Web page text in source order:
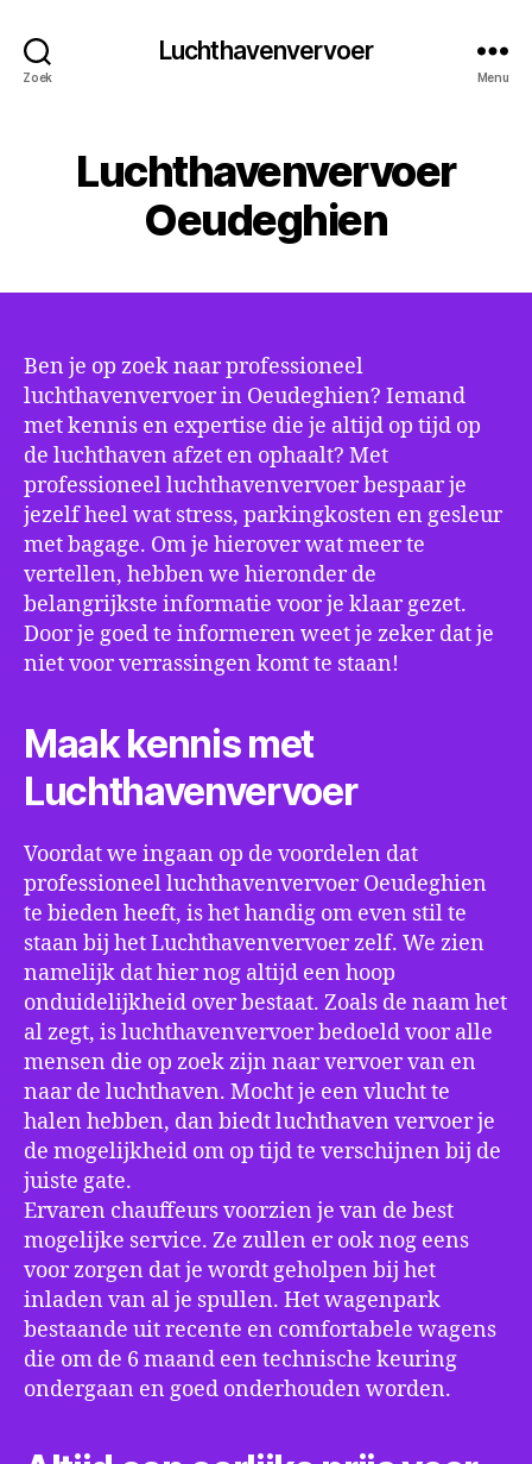
Zoek
Luchthavenvervoer
Menu
Luchthavenvervoer
Oeudeghien
Ben je op zoek naar professioneel
luchthavenvervoer in Oeudeghien? Iemand
met kennis en expertise die je altijd op tijd op
de luchthaven afzet en ophaalt? Met
professioneel luchthavenvervoer bespaar je
jezelf heel wat stress, parkingkosten en gesleur
met bagage. Om je hierover wat meer te
vertellen, hebben we hieronder de
belangrijkste informatie voor je klaar gezet.
Door je goed te informeren weet je zeker dat je
niet voor verrassingen komt te staan!
Maak kennis met
Luchthavenvervoer
Voordat we ingaan op de voordelen dat
professioneel luchthavenvervoer Oeudeghien
te bieden heeft, is het handig om even stil te
staan bij het Luchthavenvervoer zelf. We zien
namelijk dat hier nog altijd een hoop
onduidelijkheid over bestaat. Zoals de naam het
al zegt, is luchthavenvervoer bedoeld voor alle
mensen die op zoek zijn naar vervoer van en
naar de luchthaven. Mocht je een vlucht te
halen hebben, dan biedt luchthaven vervoer je
de mogelijkheid om op tijd te verschijnen bij de
juiste gate.
Ervaren chauffeurs voorzien je van de best
mogelijke service. Ze zullen er ook nog eens
voor zorgen dat je wordt geholpen bij het
inladen van al je spullen. Het wagenpark
bestaande uit recente en comfortabele wagens
die om de 6 maand een technische keuring
ondergaan en goed onderhouden worden.